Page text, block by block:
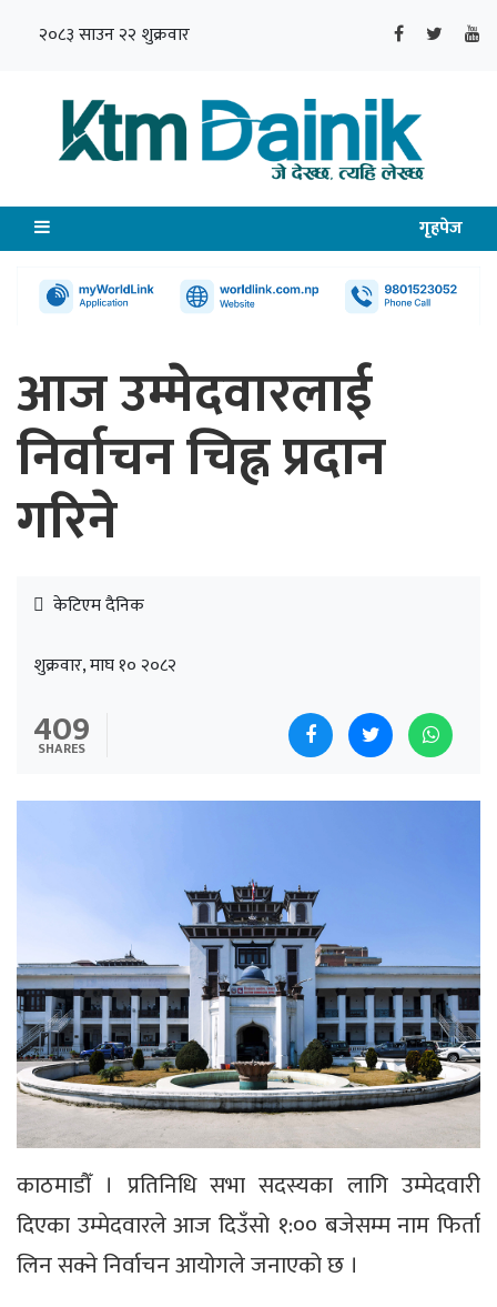
२०८३ साउन २२ शुक्रवार
गृहपेज
आज उम्मेदवारलाई
निर्वाचन चिह्न प्रदान
गरिने
केटिएम दैनिक
शुक्रवार, माघ १० २०८२
409
SHARES
काठमाडौँ । प्रतिनिधि सभा सदस्यका लागि उम्मेदवारी
दिएका उम्मेदवारले आज दिउँसो १:०० बजेसम्म नाम फिर्ता
लिन सक्ने निर्वाचन आयोगले जनाएको छ ।